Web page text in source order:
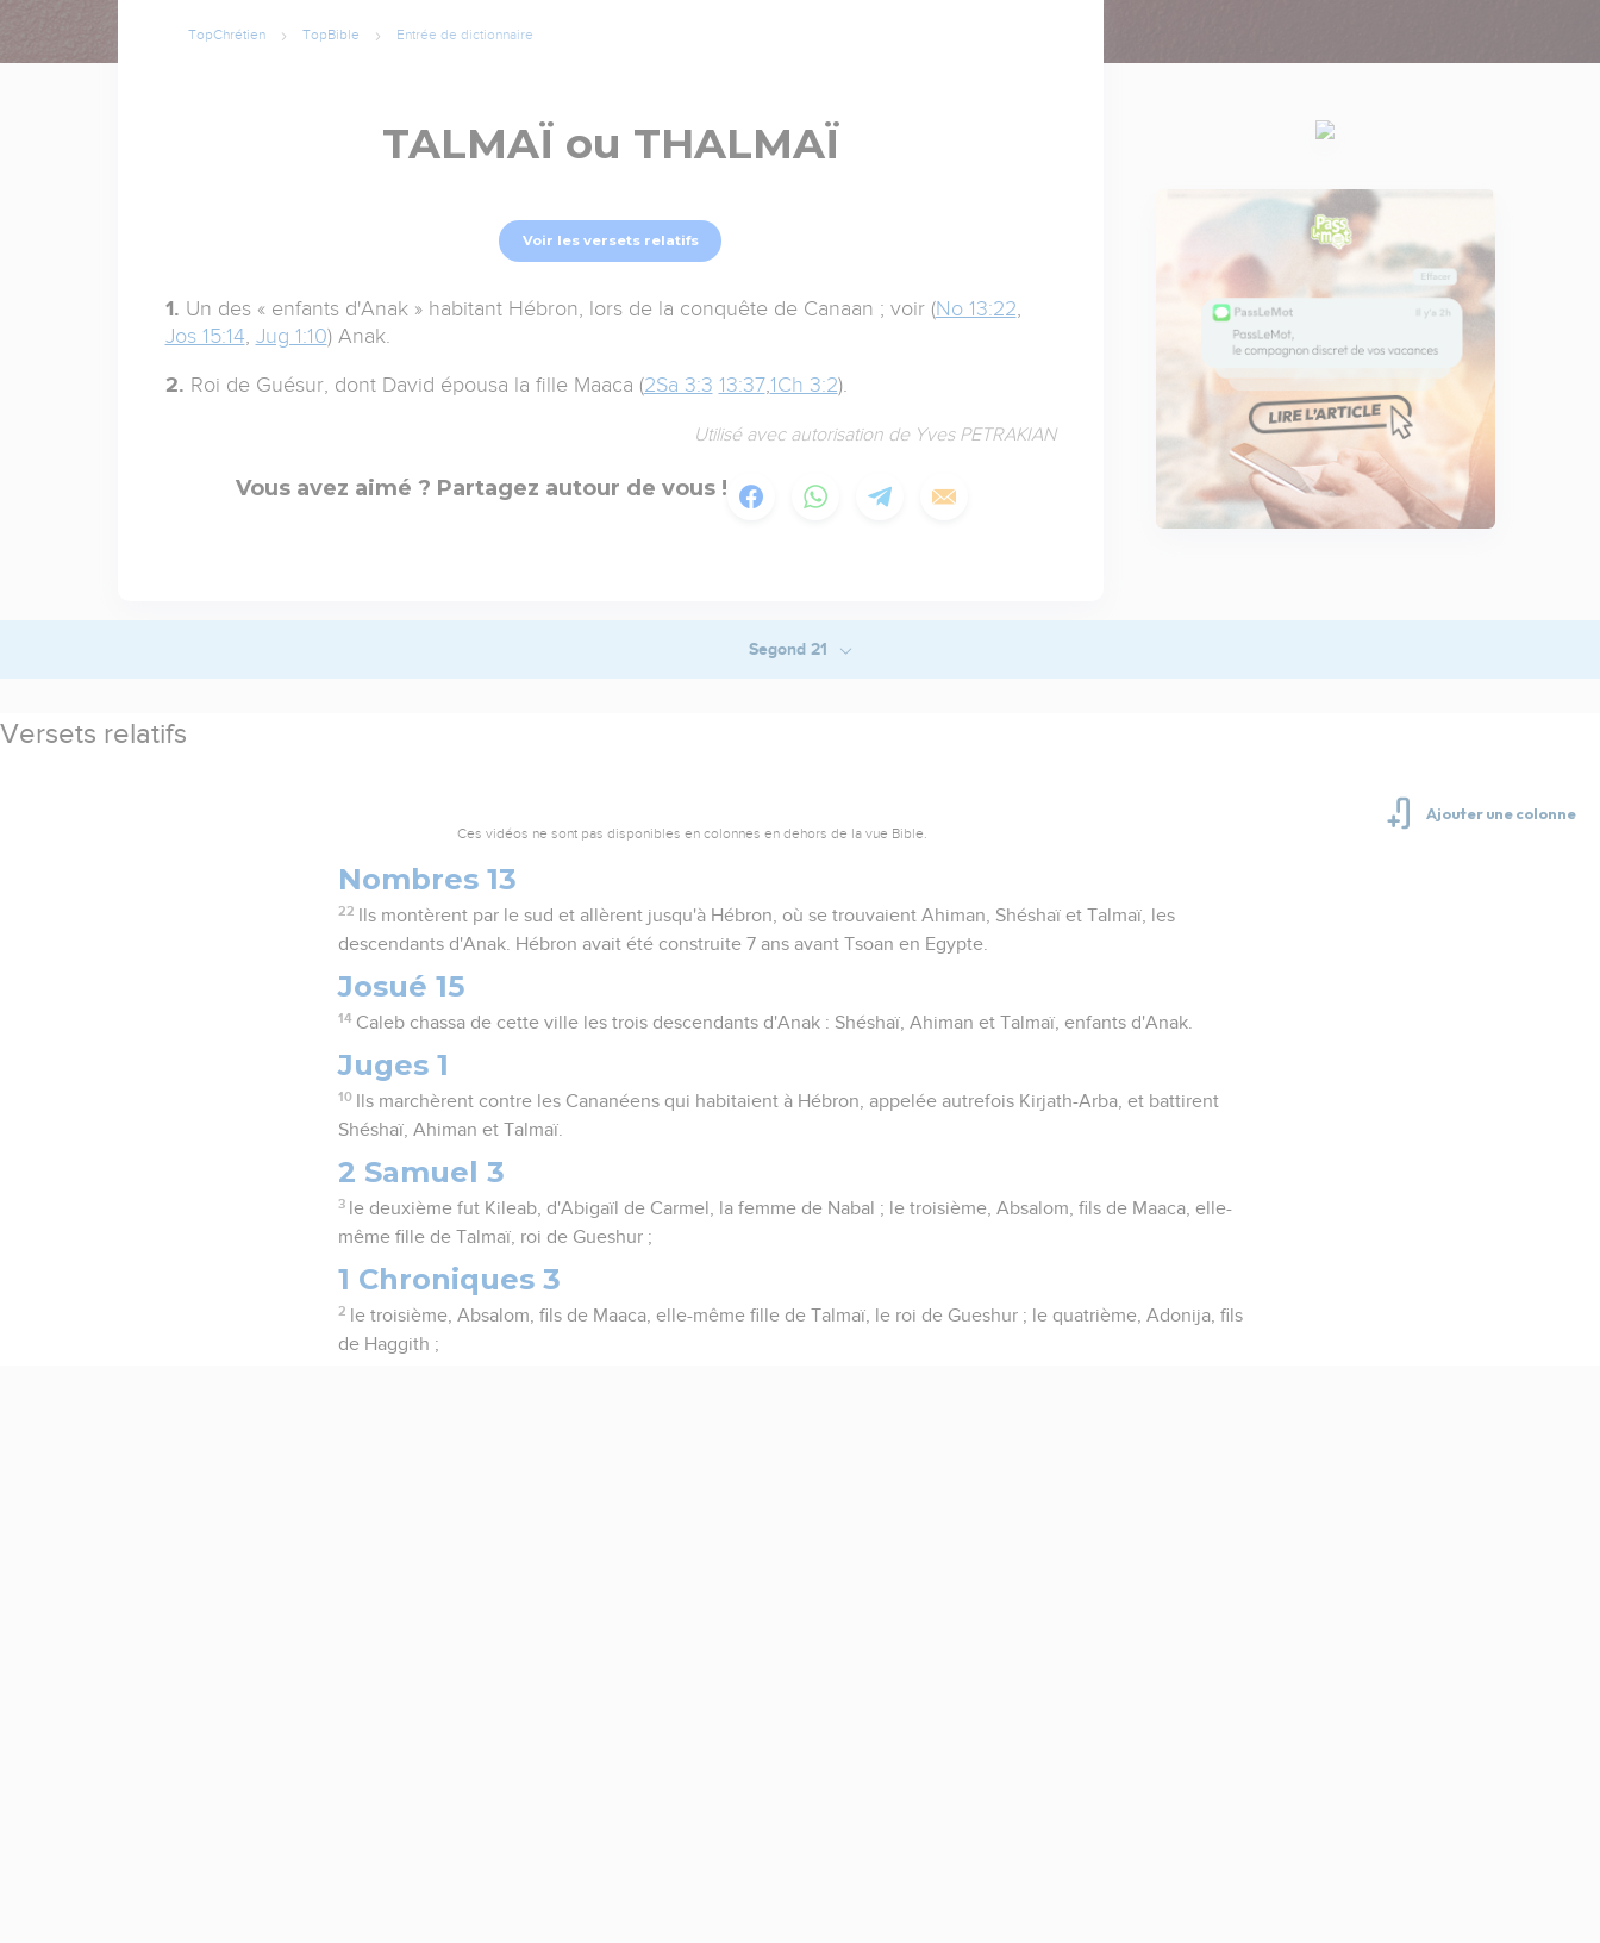
TopChrétien TopBible Entrée de dictionnaire
TALMAÏ ou THALMAÏ
Voir les versets relatifs
1. Un des « enfants d'Anak » habitant Hébron, lors de la conquête de Canaan ; voir (No 13:22
Jos 15:14 Jug 1:10) Anak.
2. Roi de Guésur, dont David épousa la fille Maaca (2Sa 3:3 13:37, 1Ch 3:2).
Utilisé avec autorisation de Yves PETRAKIAN
Vous avez aimé ? Partagez autour de vous !
Segond 21
Versets relatifs
Ces vidéos ne sont pas disponibles en colonnes en dehors de la vue Bible.
Nombres 13
22
Ils montèrent par le sud et allèrent jusqu'à Hébron, où se trouvaient Ahiman, Shéshaï et Talmaï, les
descendants d'Anak. Hébron avait été construite 7 ans avant Tsoan en Egypte.
Josué 15
14 Caleb chassa de cette ville les trois descendants d'Anak : Shéshaï, Ahiman et Talmaï, enfants d'Anak.
Juges 1
10
Ils marchèrent contre les Cananéens qui habitaient à Hébron, appelée autrefois Kirjath-Arba, et battirent
Shéshaï, Ahiman et Talmaï.
2 Samuel 3
3 le deuxième fut Kileab, d'Abigaïl de Carmel, la femme de Nabal ; le troisième, Absalom, fils de Maaca, elle-
même fille de Talmaï, roi de Gueshur ;
1 Chroniques 3
2
le troisième, Absalom, fils de Maaca, elle-même fille de Talmaï, le roi de Gueshur ; le quatrième, Adonija, fils
de Haggith ;